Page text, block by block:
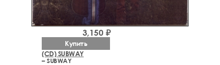
(CD) SUBWAY
– SUBWAY
3,150 ₽
Купить